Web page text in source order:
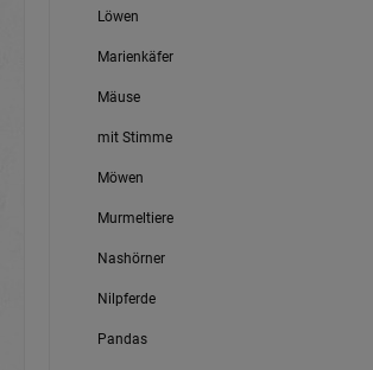
Löwen
Marienkäfer
Mäuse
mit Stimme
Möwen
Murmeltiere
Nashörner
Nilpferde
Pandas